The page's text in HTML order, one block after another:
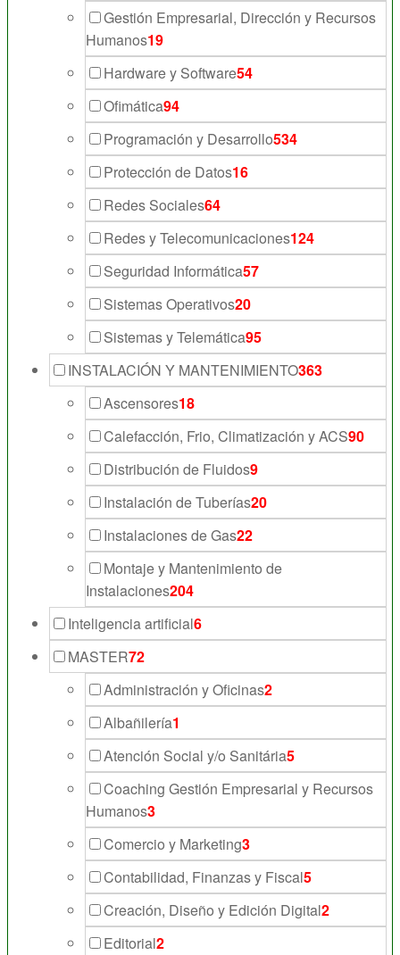
Gestión Empresarial, Dirección y Recursos
Humanos19
Hardware y Software54
Ofimática94
Programación y Desarrollo534
Protección de Datos16
Redes Sociales64
Redes y Telecomunicaciones124
Seguridad Informática57
Sistemas Operativos20
Sistemas y Telemática95
INSTALACIÓN Y MANTENIMIENTO363
Ascensores18
Calefacción, Frio, Climatización y ACS90
Distribución de Fluidos9
Instalación de Tuberías20
Instalaciones de Gas22
Montaje y Mantenimiento de
Instalaciones204
Inteligencia artificial6
MASTER72
Administración y Oficinas2
Albañilería1
Atención Social y/o Sanitária5
Coaching Gestión Empresarial y Recursos
Humanos3
Comercio y Marketing3
Contabilidad, Finanzas y Fiscal5
Creación, Diseño y Edición Digital2
Editorial2